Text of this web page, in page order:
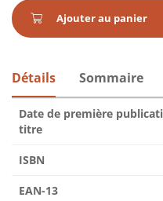
Ajouter au panier
Détails Sommaire
Date de première
titre
ISBN
EAN-13